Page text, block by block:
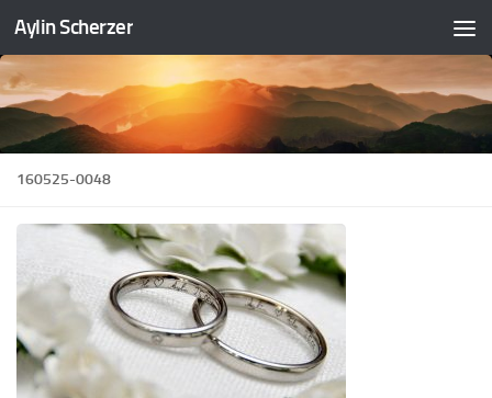
Zum Inhalt springen
Aylin Scherzer
160525-0048